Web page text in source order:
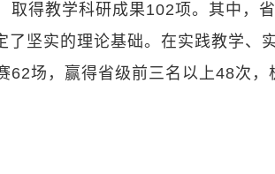
得教学科研成果102项。其中，
了坚实的理论基础。在实践教学、
62场，赢得省级前三名以上48次，